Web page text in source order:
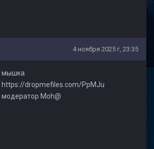
4 ноября 2025 г, 23:35
мышка
https://dropmefiles.com/PpMJu
модератор Moh@